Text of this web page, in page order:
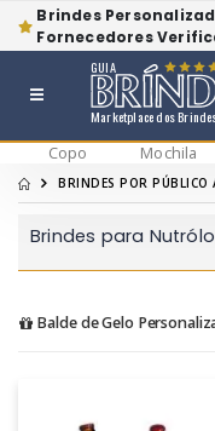
Brindes
Fornecedores
Marketplace dos
GUIA
Copo Mochila
BRINDES POR PÚBLICO
Brindes para
Balde de Gelo